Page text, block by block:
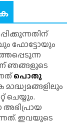
ഫോട്ടോയും
ഞങ്ങളുടെ
പൊതു
ചെയ്യും.
ഇവയുടെ